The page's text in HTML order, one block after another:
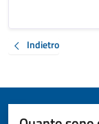
Indietro